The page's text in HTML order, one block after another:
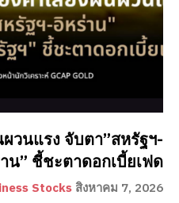
วนแรง จับตา”สหรัฐฯ-
น” ชี้ชะตาดอกเบี้ยเฟด
Stocks สิงหาคม 7, 2026